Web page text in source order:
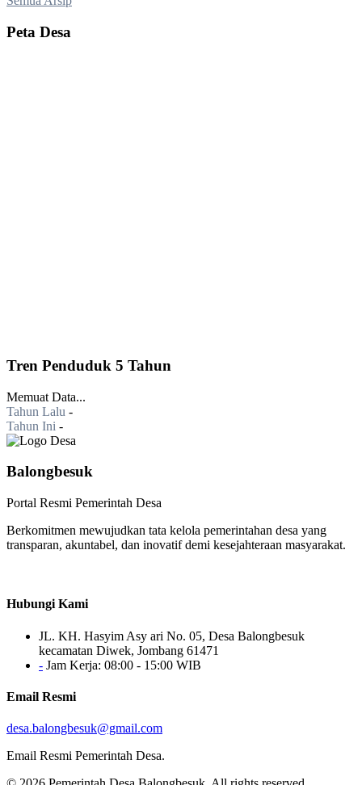
Peta Desa
Tren Penduduk 5 Tahun
Memuat Data...
Tahun Lalu -
Tahun Ini -
Balongbesuk
Portal Resmi Pemerintah Desa
Berkomitmen mewujudkan tata kelola pemerintahan desa yang
transparan, akuntabel, dan inovatif demi kesejahteraan masyarakat.
Hubungi Kami
JL. KH. Hasyim Asy ari No. 05, Desa Balongbesuk
kecamatan Diwek, Jombang 61471
- Jam Kerja: 08:00 - 15:00 WIB
Email Resmi
desa.balongbesuk@gmail.com
Email Resmi Pemerintah Desa.